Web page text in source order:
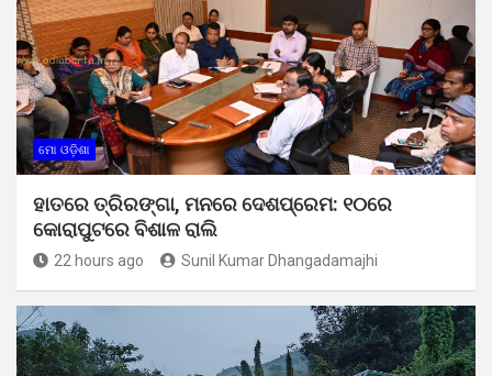
ମୋ ଓଡ଼ିଶା
ହାତରେ ତ୍ରିରଙ୍ଗା, ମନରେ ଦେଶପ୍ରେମ: ୧୦ରେ
କୋରାପୁଟରେ ବିଶାଳ ରାଲି
22 hours ago Sunil Kumar Dhangadamajhi